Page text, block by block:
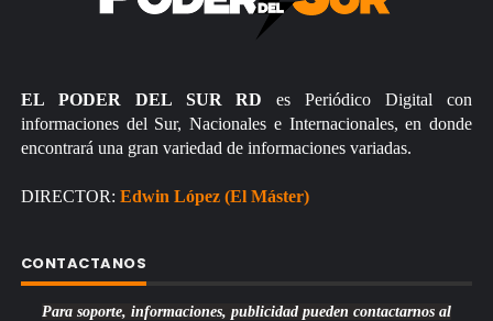
EL PODER DEL SUR RD es Periódico Digital con
informaciones del Sur, Nacionales e Internacionales, en donde
encontrará una gran variedad de informaciones variadas.
DIRECTOR: Edwin López (El Máster)
CONTACTANOS
Para soporte, informaciones, publicidad pueden contactarnos al